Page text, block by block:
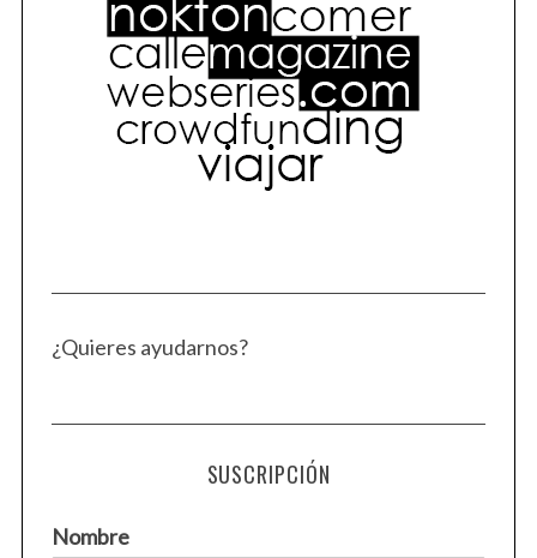
¿Quieres ayudarnos?
SUSCRIPCIÓN
Nombre
S
r
o